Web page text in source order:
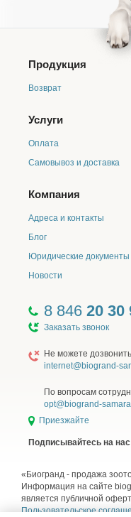
Продукция
Возврат
Услуги
Оплата
Самовывоз и доставка
Компания
Адреса и контакты
Блог
Юридические документы
Новости
8 846 20 30
Заказать звонок
Не можете
internet@biogrand-
По вопросам
opt@biogrand-
Приезжайте
Подписывайтесь на
«Биогранд - продажа
Информация на сайте
является публичной
Пользовательское